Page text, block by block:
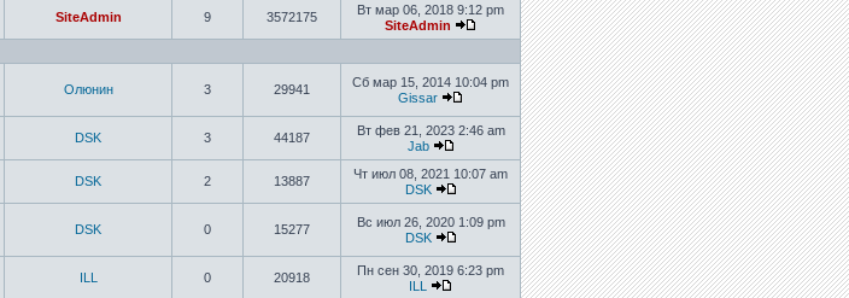
SiteAdmin 9 3572175
Вт мар 06, 2018 9:12 pm
SiteAdmin
Олюнин 3 29941
Сб мар 15, 2014 10:04 pm
Gissar
DSK 3 44187
Вт фев 21, 2023 2:46 am
Jab
DSK 2 13887
Чт июл 08, 2021 10:07 am
DSK
DSK 0 15277
Вс июл 26, 2020 1:09 pm
DSK
ILL 0 20918
Пн сен 30, 2019 6:23 pm
ILL